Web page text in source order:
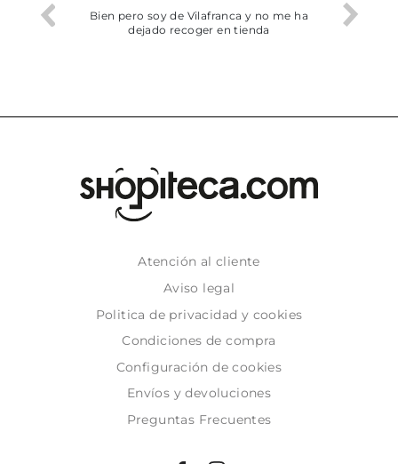
trobat
Bien pero soy de Vilafranca y no me ha
dejado recoger en tienda
Atención al cliente
Aviso legal
Politica de privacidad y cookies
Condiciones de compra
Configuración de cookies
Envíos y devoluciones
Preguntas Frecuentes